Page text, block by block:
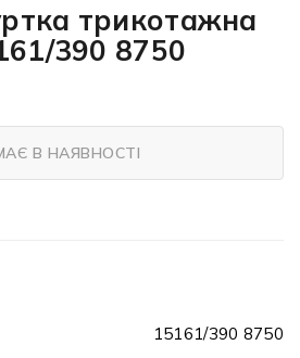
трикотажна
390 8750
В НАЯВНОСТІ
15161/390 8750